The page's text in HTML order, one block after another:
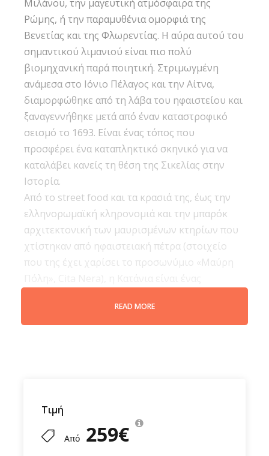
Τιμή
Από 259€
Μιλάνου, την μαγευτική ατμόσφαιρα της
Ρώμης, ή την παραμυθένια ομορφιά της
Βενετίας και της Φλωρεντίας. H αύρα αυτού του
σημαντικού λιμανιού είναι πιο πολύ
βιομηχανική παρά ποιητική. Στριμωγμένη
ανάμεσα στο Ιόνιο Πέλαγος και την Αίτνα,
διαμορφώθηκε από τη λάβα του ηφαιστείου και
ξαναγεννήθηκε μετά από έναν καταστροφικό
σεισμό το 1693. Είναι ένας τόπος που
προσφέρει ένα καταπληκτικό σκηνικό για να
καταλάβει κανείς τη θέση της Σικελίας στην
Ιστορία.
Από το street food και τα κρασιά της, έως την
ελληνορωμαϊκή κληρονομιά και την μπαρόκ
αρχιτεκτονική των μαυρισμένων κτηρίων που
χτίστηκαν από ηφαιστειακή πέτρα (στοιχείο
που της έχει χαρίσει το προσωνύμιο «Μαύρη
γοητεία της κρύβεται στους ανθρώπους της, το
φαγητό της, την νεανική της ενέργεια.
Περιλαμβάνονται
READ MORE